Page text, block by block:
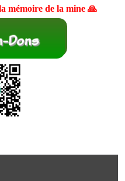
mémoire de la mine 🙏